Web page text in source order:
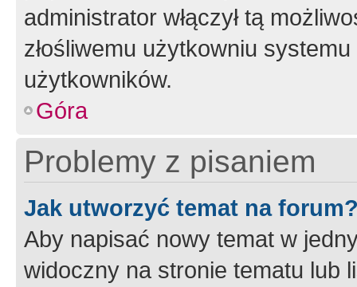
administrator włączył tą
złośliwemu użytkowniu
użytkowników.
Góra
Problemy z pisaniem
Jak utworzyć temat na
Aby napisać nowy temat w
widoczny na stronie tematu lub